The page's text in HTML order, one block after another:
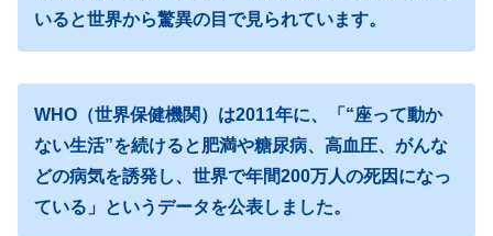
いると世界から驚異の目で見られています。
WHO（世界保健機関）は2011年に、「“座って動か
ない生活”を続けると肥満や糖尿病、高血圧、がんな
どの病気を誘発し、世界で年間200万人の死因になっ
ている」というデータを公表しました。